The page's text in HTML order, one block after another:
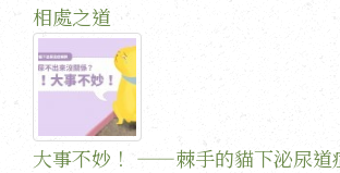
相處之道
大事不妙！ ——棘手的貓下泌尿道